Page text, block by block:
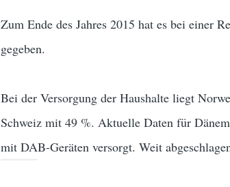
Zum Ende des Jahres 2015 hat es bei einer
gegeben.
Bei der Versorgung der Haushalte liegt
Schweiz mit 49 %. Aktuelle Daten für
mit DAB-Geräten versorgt. Weit